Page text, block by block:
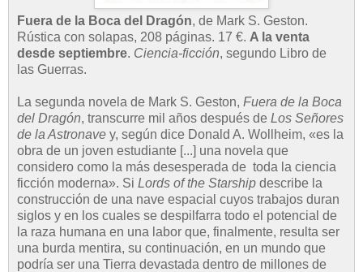
Fuera de la Boca del Dragón, de Mark S. Geston.
Rústica con solapas, 208 páginas. 17 €. A la venta
desde septiembre. Ciencia-ficción, segundo Libro de
las Guerras.
La segunda novela de Mark S. Geston, Fuera de la Boca
del Dragón, transcurre mil años después de Los Señores
de la Astronave y, según dice Donald A. Wollheim, «es la
obra de un joven estudiante [...] una novela que
considero como la más desesperada de toda la ciencia
ficción moderna». Si Lords of the Starship describe la
construcción de una nave espacial cuyos trabajos duran
siglos y en los cuales se despilfarra todo el potencial de
la raza humana en una labor que, finalmente, resulta ser
una burda mentira, su continuación, en un mundo que
podría ser una Tierra devastada dentro de millones de